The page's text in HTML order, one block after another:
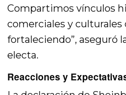
Compartimos vínculos
comerciales y
fortaleciendo”, aseguró
electa.
Reacciones y